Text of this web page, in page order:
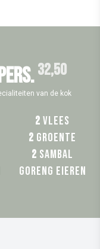
32,50
van de kok
2 Vlees
2 Groente
2 Sambal
Goreng Eieren